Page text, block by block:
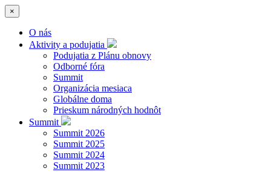
×
O nás
Aktivity a podujatia
Podujatia z Plánu obnovy
Odborné fóra
Summit
Organizácia mesiaca
Globálne doma
Prieskum národných hodnôt
Summit
Summit 2026
Summit 2025
Summit 2024
Summit 2023